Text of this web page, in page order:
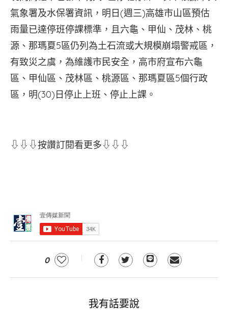
氣象署及水保署資訊，明日(週三)高雄市山區預估
雨量已達停班停課標準，且六龜、甲仙、茂林、桃
源、那瑪夏5區仍列為土石流或大規模崩塌警戒區，
有致災之虞，為維護市民安全，高市府宣布六龜
區、甲仙區、茂林區、桃源區、那瑪夏區5個行政
區，明(30)日停止上班、停止上課。
⇩⇩⇩按讚訂閱看更多⇩⇩⇩
0
我有話要說